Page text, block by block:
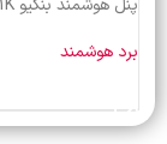
پنل هوشمند بنکیو RP6501K
برد هوشمند